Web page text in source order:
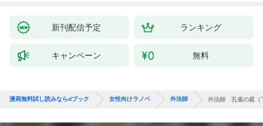
新刊配信予定 ランキング
キャンペーン 無料
漫画無料試し読みならdブック 女性向けラノベ 外法師 外法師 孔雀の庭（